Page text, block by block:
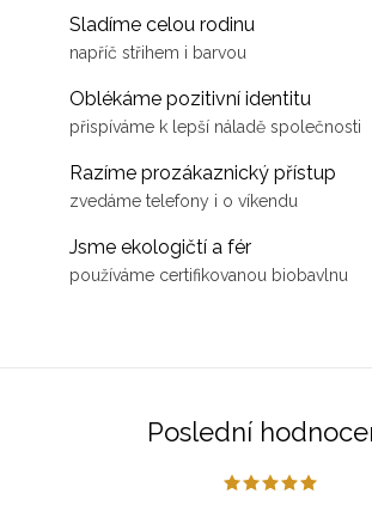
Sladíme celou rodinu
napříč střihem i barvou
Oblékáme pozitivní identitu
přispíváme k lepší náladě společnosti
Razíme prozákaznický přístup
zvedáme telefony i o víkendu
Jsme ekologičtí a fér
používáme certifikovanou biobavlnu
Poslední